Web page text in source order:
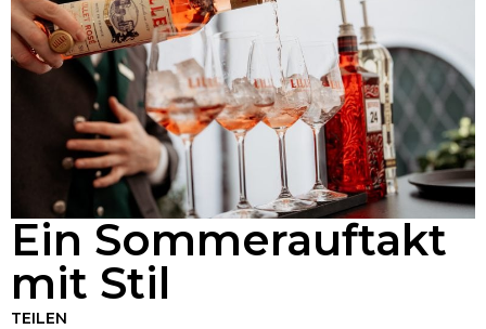
Ein Sommerauftakt
mit Stil
TEILEN